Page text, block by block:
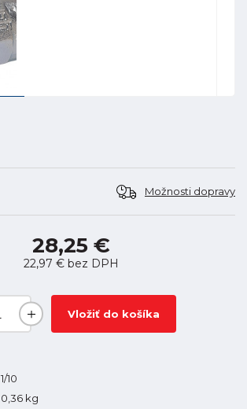
Možnosti dopravy
28,25 €
22,97 €bez DPH
Vložiť do košíka
1/10
0,36 kg